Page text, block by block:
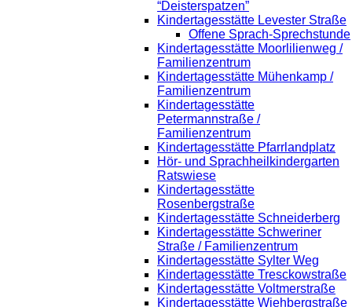
“Deisterspatzen”
Kindertagesstätte Levester Straße
Offene Sprach-Sprechstunde
Kindertagesstätte Moorlilienweg /
Familienzentrum
Kindertagesstätte Mühenkamp /
Familienzentrum
Kindertagesstätte
Petermannstraße /
Familienzentrum
Kindertagesstätte Pfarrlandplatz
Hör- und Sprachheilkindergarten
Ratswiese
Kindertagesstätte
Rosenbergstraße
Kindertagesstätte Schneiderberg
Kindertagesstätte Schweriner
Straße / Familienzentrum
Kindertagesstätte Sylter Weg
Kindertagesstätte Tresckowstraße
Kindertagesstätte Voltmerstraße
Kindertagesstätte Wiehbergstraße